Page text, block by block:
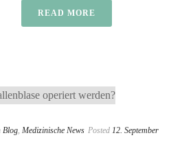
READ MORE
Blog Medizinische News Posted 12. September